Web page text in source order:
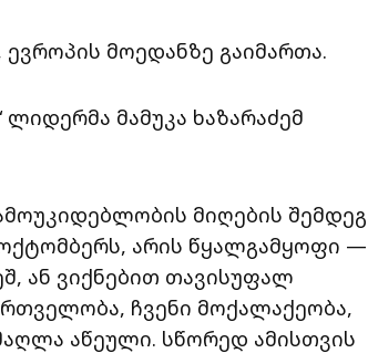
მოედანზე გაიმართა.
მამუკა ხაზარაძემ
მიღების შემდეგ
არის წყალგამყოფი —
ან ვიქნებით თავისუფალ
ჩვენი მოქალაქეობა,
აწეული. სწორედ ამისთვის